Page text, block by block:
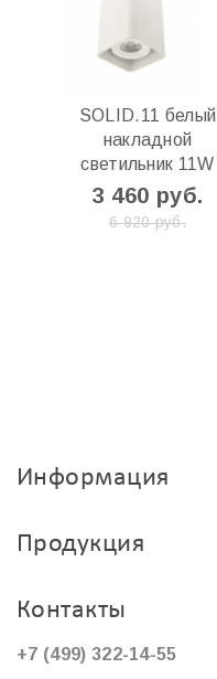
SOLID.11 белый
накладной
светильник 11W
3 460 руб.
6 920 руб.
Информация
Продукция
Контакты
+7 (499) 322-14-55